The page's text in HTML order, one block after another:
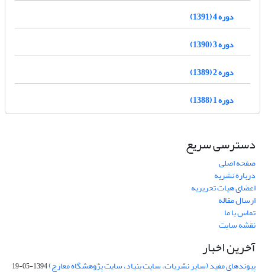
دوره 4 (1391)
دوره 3 (1390)
دوره 2 (1389)
دوره 1 (1388)
دسترسی سریع
صفحه اصلی
درباره نشریه
اعضای هیات تحریریه
ارسال مقاله
تماس با ما
نقشه سایت
آخرین اخبار
پیوندهای مفید (سایر نشریات، سایت بنیاد، سایت پژوهشگاه معارج)1394-05-19